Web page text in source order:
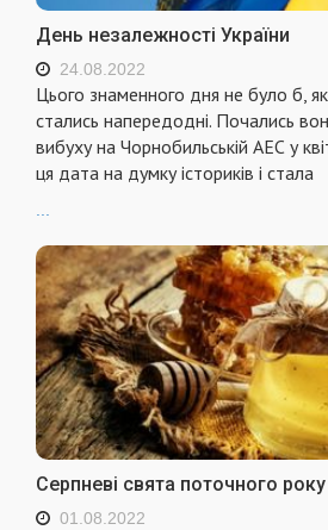
День незалежності України
24.08.2022
Цього знаменного дня не було б,
стались напередодні. Почались
вибуху на Чорнобильській АЕС у
ця дата на думку істориків і стала
Серпневі свята поточного року
01.08.2022